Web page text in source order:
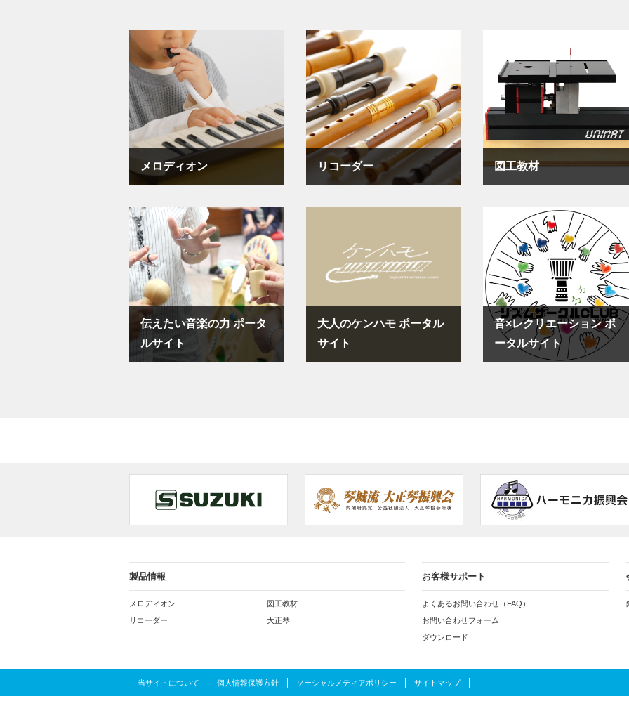
メロディオン リコーダー 図工教材
伝えたい音楽の力 ポータ
ルサイト
大人のケンハモ ポータル
サイト
音×レクリエーション ポ
ータルサイト
製品情報
メロディオン
リコーダー
図工教材
大正琴
お客様サポート
よくあるお問い合わせ（FAQ）
お問い合わせフォーム
ダウンロード
当サイトについて 個人情報保護方針 ソーシャルメディアポリシー サイトマップ